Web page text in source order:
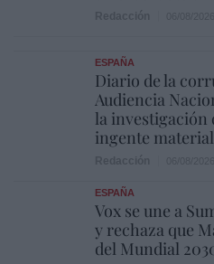
ESPAÑA
Diario de la
Audiencia
la investigación
ingente
ESPAÑA
Vox se une a
y rechaza que
del Mundial